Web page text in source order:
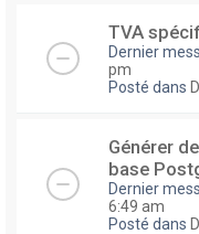
TVA
Dernier
pm
Posté dans
Générer
base
Dernier
6:49 am
Posté dans